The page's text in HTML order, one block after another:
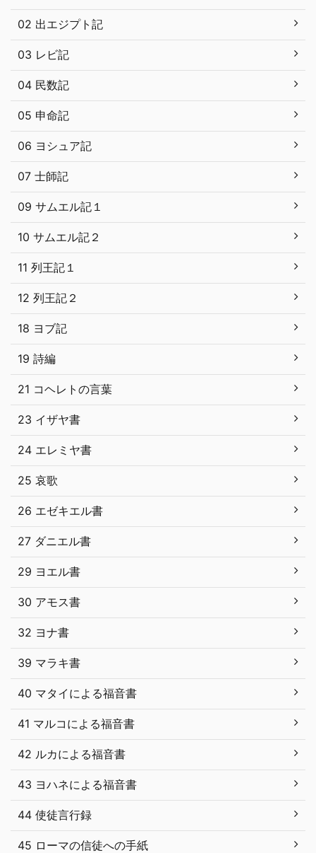
02 出エジプト記
03 レビ記
04 民数記
05 申命記
06 ヨシュア記
07 士師記
09 サムエル記１
10 サムエル記２
11 列王記１
12 列王記２
18 ヨブ記
19 詩編
21 コヘレトの言葉
23 イザヤ書
24 エレミヤ書
25 哀歌
26 エゼキエル書
27 ダニエル書
29 ヨエル書
30 アモス書
32 ヨナ書
39 マラキ書
40 マタイによる福音書
41 マルコによる福音書
42 ルカによる福音書
43 ヨハネによる福音書
44 使徒言行録
45 ローマの信徒への手紙